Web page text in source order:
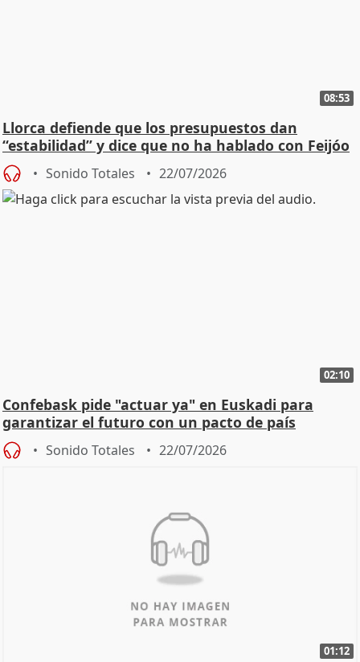
08:53
Llorca defiende que los presupuestos dan
“estabilidad” y dice que no ha hablado con Feijóo
Sonido Totales 22/07/2026
02:10
Confebask pide "actuar ya" en Euskadi para
garantizar el futuro con un pacto de país
Sonido Totales 22/07/2026
01:12